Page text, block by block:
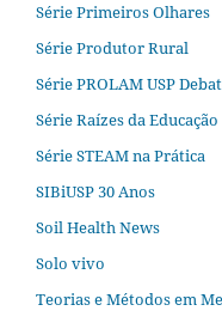
Série Primeiros Olhares
Série Produtor Rural
Série PROLAM USP
Série Raízes da Educação
Série STEAM na Prática
SIBiUSP 30 Anos
Soil Health News
Solo vivo
Teorias e Métodos em